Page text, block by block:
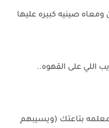
صينيه كبيره عليها
اللي على القهوه..
بتاعتك (ويسيبهم